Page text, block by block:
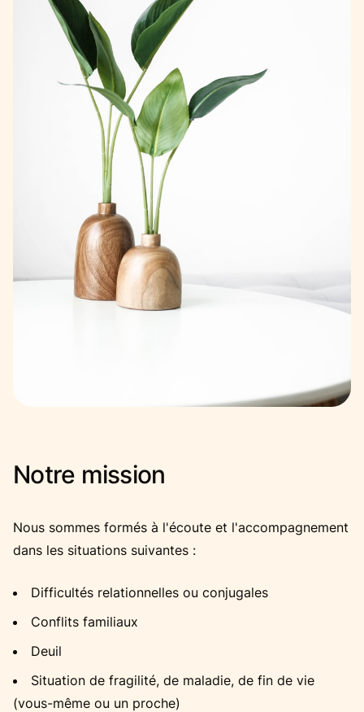
Notre mission
Nous sommes formés à l'écoute et l'accompagnement
dans les situations suivantes :
Difficultés relationnelles ou conjugales
Conflits familiaux
Deuil
Situation de fragilité, de maladie, de fin de vie
(vous-même ou un proche)